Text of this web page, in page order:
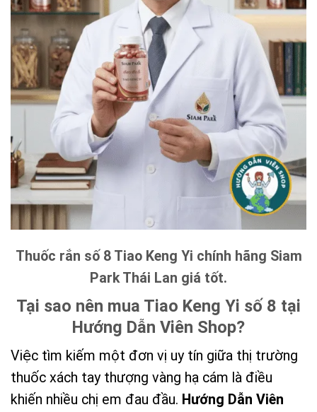
Thuốc rắn số 8 Tiao Keng Yi chính hãng Siam
Park Thái Lan giá tốt.
Tại sao nên mua Tiao Keng Yi số 8 tại
Hướng Dẫn Viên Shop?
Việc tìm kiếm một đơn vị uy tín giữa thị trường
thuốc xách tay thượng vàng hạ cám là điều
khiến nhiều chị em đau đầu. Hướng Dẫn Viên